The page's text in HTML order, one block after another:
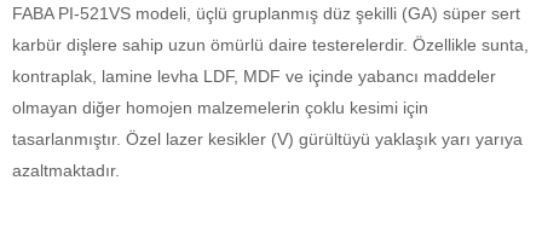
FABA PI-521VS modeli, üçlü gruplanmış düz şekilli (GA) süper sert
karbür dişlere sahip uzun ömürlü daire testerelerdir. Özellikle sunta,
kontraplak, lamine levha LDF, MDF ve içinde yabancı maddeler
olmayan diğer homojen malzemelerin çoklu kesimi için
tasarlanmıştır. Özel lazer kesikler (V) gürültüyü yaklaşık yarı yarıya
azaltmaktadır.